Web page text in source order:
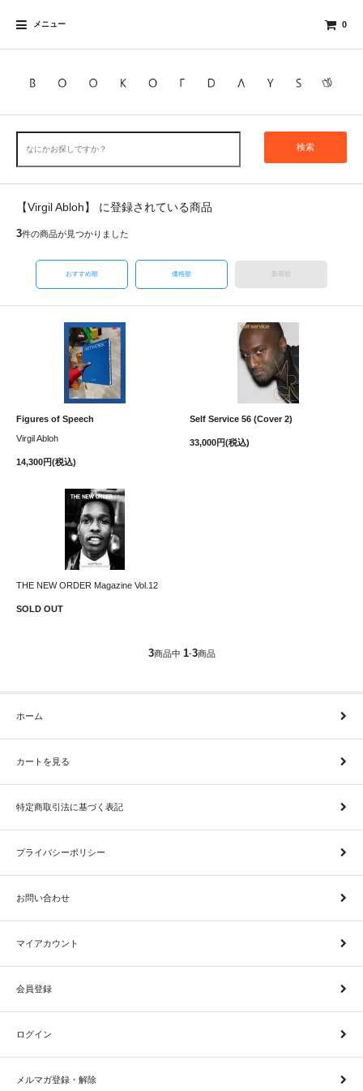
メニュー 0
検索
【Virgil Abloh】 に登録されている商品
3件の商品が見つかりました
おすすめ順 価格順 新着順
Figures of Speech
Virgil Abloh
14,300円(税込)
Self Service 56 (Cover 2)
33,000円(税込)
THE NEW ORDER Magazine Vol.12
SOLD OUT
3商品中 1-3商品
ホーム
カートを見る
特定商取引法に基づく表記
プライバシーポリシー
お問い合わせ
マイアカウント
会員登録
ログイン
メルマガ登録・解除